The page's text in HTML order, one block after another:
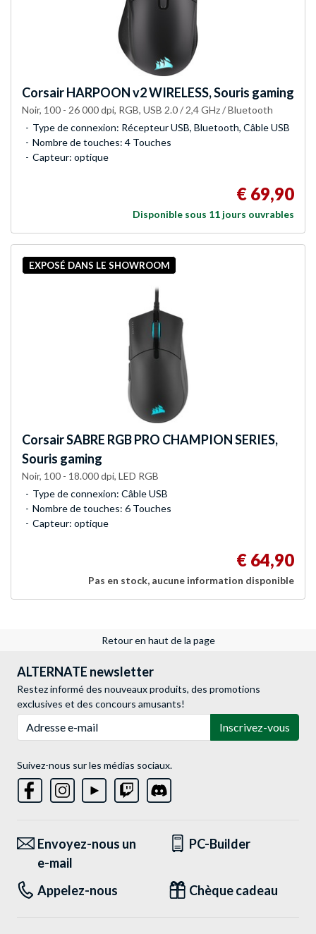
CorsairHARPOON v2 WIRELESS, Souris gaming
Noir, 100 - 26 000 dpi, RGB, USB 2.0 / 2,4 GHz / Bluetooth
Type de connexion: Récepteur USB, Bluetooth, Câble USB
Nombre de touches: 4 Touches
Capteur: optique
€ 69,90
Disponible sous 11 jours ouvrables
EXPOSÉ DANS LE SHOWROOM
CorsairSABRE RGB PRO CHAMPION SERIES,
Souris gaming
Noir, 100 - 18.000 dpi, LED RGB
Type de connexion: Câble USB
Nombre de touches: 6 Touches
Capteur: optique
€ 64,90
Pas en stock, aucune information disponible
Retour en haut de la page
ALTERNATE newsletter
Restez informé des nouveaux produits, des promotions
exclusives et des concours amusants!
Inscrivez-vous
Suivez-nous sur les médias sociaux.
Envoyez-nous un
e-mail
PC-Builder
Appelez-nous Chèque cadeau